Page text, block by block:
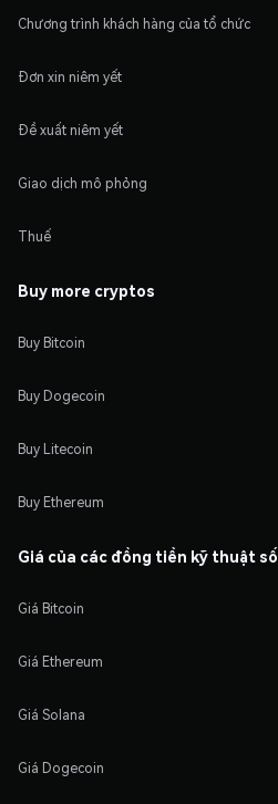
Chương trình khách hàng của tổ chức
Đơn xin niêm yết
Đề xuất niêm yết
Giao dịch mô phỏng
Thuế
Buy more cryptos
Buy Bitcoin
Buy Dogecoin
Buy Litecoin
Buy Ethereum
Giá của các đồng tiền kỹ thuật số
Giá Bitcoin
Giá Ethereum
Giá Solana
Giá Dogecoin